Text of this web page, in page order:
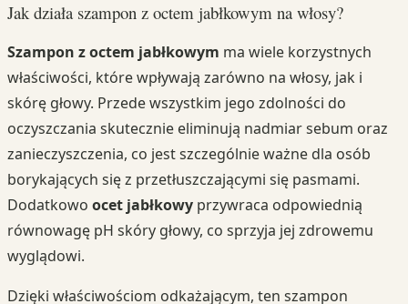
Jak działa szampon z octem jabłkowym na włosy?
Szampon z octem jabłkowym ma wiele korzystnych
właściwości, które wpływają zarówno na włosy, jak i
skórę głowy. Przede wszystkim jego zdolności do
oczyszczania skutecznie eliminują nadmiar sebum oraz
zanieczyszczenia, co jest szczególnie ważne dla osób
borykających się z przetłuszczającymi się pasmami.
Dodatkowo ocet jabłkowy przywraca odpowiednią
równowagę pH skóry głowy, co sprzyja jej zdrowemu
wyglądowi.
Dzięki właściwościom odkażającym, ten szampon